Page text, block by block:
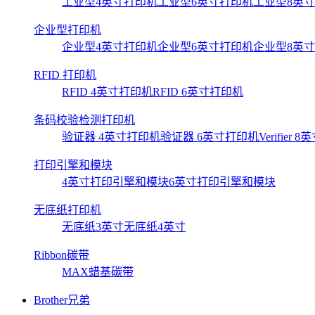
企业型打印机
企业型4英寸打印机企业型6英寸打印机企业型8英
RFID 打印机
RFID 4英寸打印机RFID 6英寸打印机
条码校验检测打印机
验证器 4英寸打印机验证器 6英寸打印机Verifier 8
打印引擎和模块
4英寸打印引擎和模块6英寸打印引擎和模块
无底纸打印机
无底纸3英寸无底纸4英寸
Ribbon碳带
MAX蜡基碳带
Brother兄弟